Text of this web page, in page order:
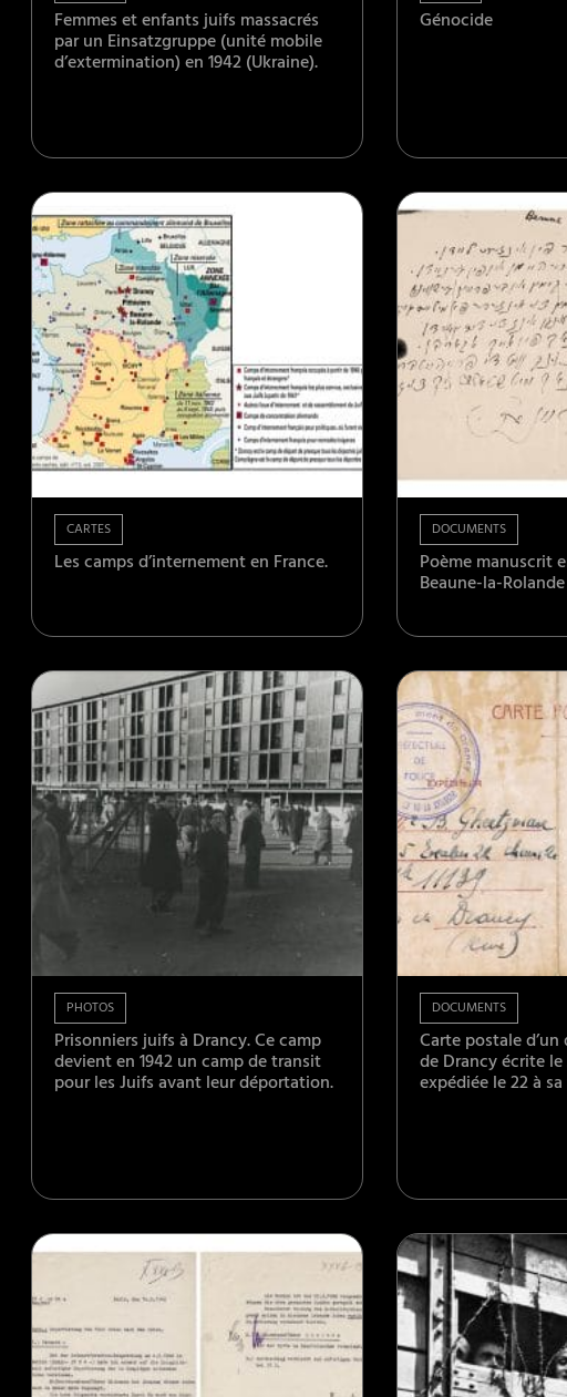
Femmes et enfants juifs massacrés
par un Einsatzgruppe (unité mobile
d’extermination) en 1942 (Ukraine).
Génocide
CARTES
Les camps d’internement en France.
DOCUMENTS
Poème manuscrit
Beaune-la-
PHOTOS
Prisonniers juifs à Drancy. Ce camp
devient en 1942 un camp de transit
pour les Juifs avant leur déportation.
DOCUMENTS
Carte postale
de Drancy écrite
expédiée le 22 à